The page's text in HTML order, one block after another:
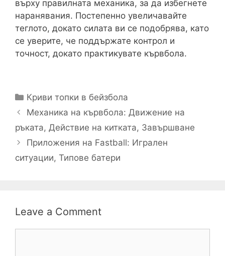
върху правилната механика, за да избегнете
наранявания. Постепенно увеличавайте
теглото, докато силата ви се подобрява, като
се уверите, че поддържате контрол и
точност, докато практикувате кървбола.
Categories
Криви топки в бейзбола
Механика на кървбола: Движение на
ръката, Действие на китката, Завършване
Приложения на Fastball: Игрален
ситуации, Типове батери
Leave a Comment